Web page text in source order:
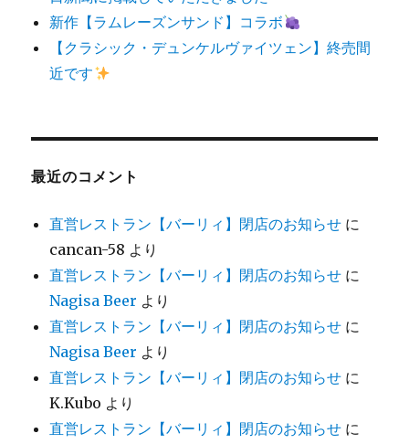
新作【ラムレーズンサンド】コラボ
【クラシック・デュンケルヴァイツェン】終売間
近です
最近のコメント
直営レストラン【バーリィ】閉店のお知らせ に
cancan-58 より
直営レストラン【バーリィ】閉店のお知らせ に
Nagisa Beer より
直営レストラン【バーリィ】閉店のお知らせ に
Nagisa Beer より
直営レストラン【バーリィ】閉店のお知らせ に
K.Kubo より
直営レストラン【バーリィ】閉店のお知らせ に